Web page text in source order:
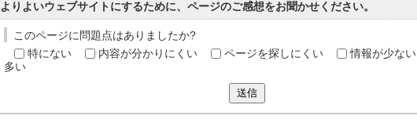
よりよいウェブサイトにするために、ページのご感想をお聞かせください。
このページに問題点はありましたか?
特にない
内容が分かりにくい ページを探しにくい 情報が少ない
多い
送信